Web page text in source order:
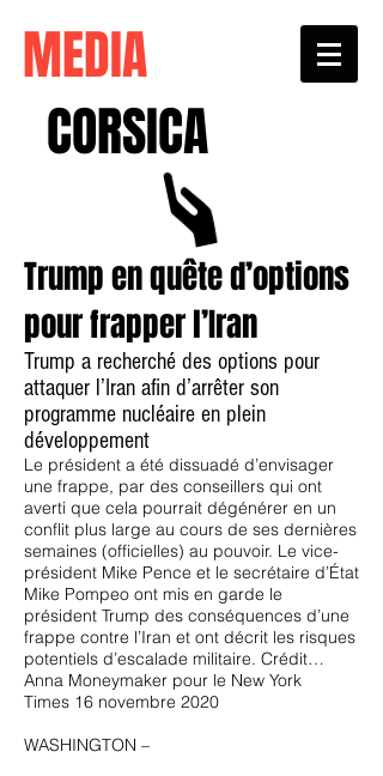
MEDIA
CORSICA
Trump en quête d’options
pour frapper l’Iran
Trump a recherché des options pour
attaquer l’Iran afin d’arrêter son
programme nucléaire en plein
développement
Le président a été dissuadé d’envisager
une frappe, par des conseillers qui ont
averti que cela pourrait dégénérer en un
conflit plus large au cours de ses dernières
semaines (officielles) au pouvoir. Le vice-
président Mike Pence et le secrétaire d’État
Mike Pompeo ont mis en garde le
président Trump des conséquences d’une
frappe contre l’Iran et ont décrit les risques
potentiels d’escalade militaire. Crédit…
Anna Moneymaker pour le New York
Times 16 novembre 2020
WASHINGTON –